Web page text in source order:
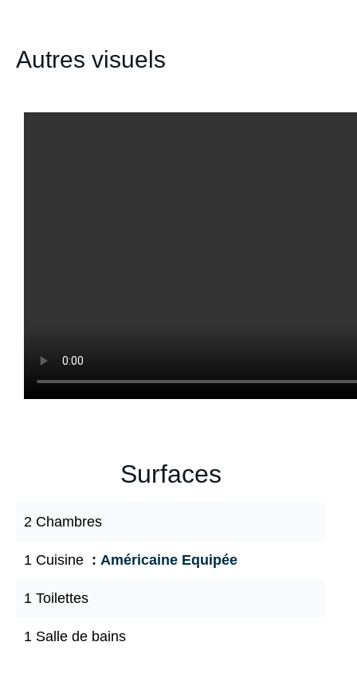
Autres visuels
Surfaces
2 Chambres
1 Cuisine Américaine Equipée
1 Toilettes
1 Salle de bains